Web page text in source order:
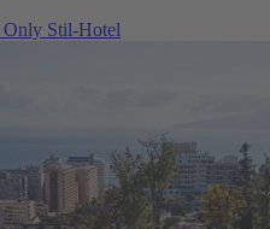
Stil-Hotel